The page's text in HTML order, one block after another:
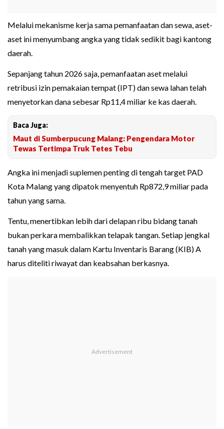
Melalui mekanisme kerja sama pemanfaatan dan sewa, aset-
aset ini menyumbang angka yang tidak sedikit bagi kantong
daerah.
Sepanjang tahun 2026 saja, pemanfaatan aset melalui
retribusi izin pemakaian tempat (IPT) dan sewa lahan telah
menyetorkan dana sebesar Rp11,4 miliar ke kas daerah.
Baca Juga:
Maut di Sumberpucung Malang: Pengendara Motor
Tewas Tertimpa Truk Tetes Tebu
Angka ini menjadi suplemen penting di tengah target PAD
Kota Malang yang dipatok menyentuh Rp872,9 miliar pada
tahun yang sama.
Tentu, menertibkan lebih dari delapan ribu bidang tanah
bukan perkara membalikkan telapak tangan. Setiap jengkal
tanah yang masuk dalam Kartu Inventaris Barang (KIB) A
harus diteliti riwayat dan keabsahan berkasnya.